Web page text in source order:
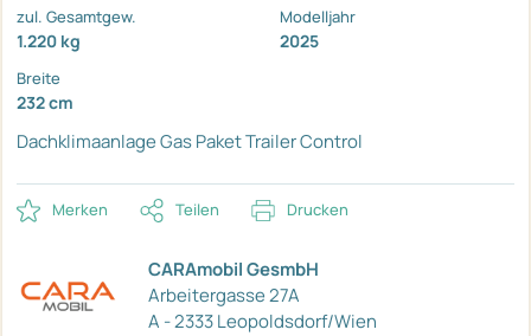
zul. Gesamtgew.
1.220 kg
Modelljahr
2025
Breite
232 cm
DachklimaanlageGas PaketTrailer Control
Merken Teilen Drucken
CARAmobil GesmbH
Arbeitergasse 27A
A - 2333 Leopoldsdorf/Wien